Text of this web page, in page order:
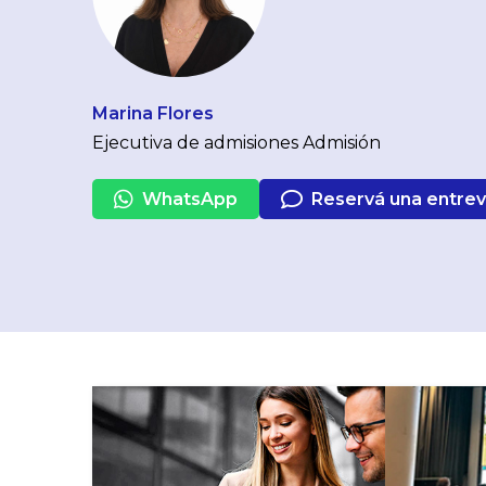
Marina Flores
Ejecutiva de admisiones Admisión
WhatsApp Reservá una